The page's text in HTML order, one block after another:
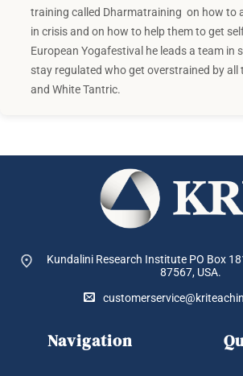
training called Dharmatraining on how to
in crisis and on how to help them to get
European Yogafestival he leads a team in
stay regulated who get overstrained by all
and White Tantric.
Kundalini Research Institute PO Box
87567, USA.
Navigation